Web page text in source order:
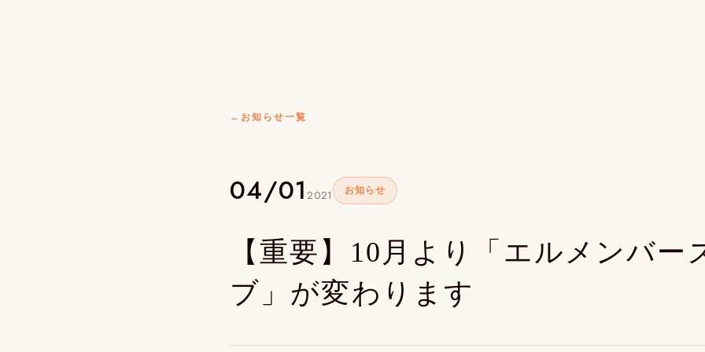
← お知らせ一覧
04/012021 お知らせ
【重要】10月より「エルメンバー
ブ」が変わります